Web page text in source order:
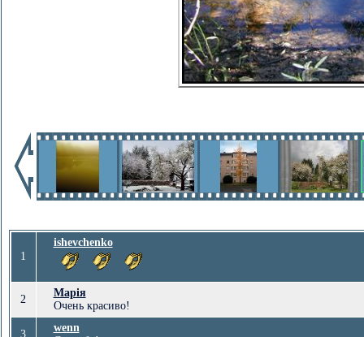
1
ishevchenko
2
Марiя
Очень красиво!
3
wenn